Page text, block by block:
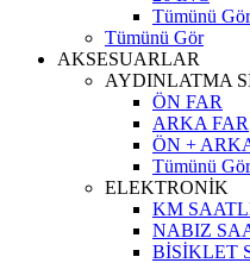
Tümünü Gör
Tümünü Gör
AKSESUARLAR
AYDINLATMA
ÖN FAR
ARKA FAR
ÖN +
Tümünü Gör
ELEKTRONİK
KM
NABIZ
BİSİKLET